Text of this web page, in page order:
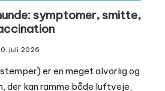
symptomer, smitte,
juli 2026
er en meget alvorlig og
der kan ramme både luftveje,